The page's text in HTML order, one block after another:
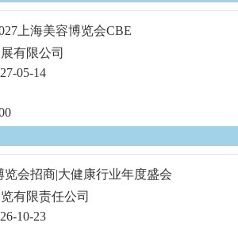
上海美容博览会CBE
有限公司
05-14
览会招商|大健康行业年度盛会
有限责任公司
10-23